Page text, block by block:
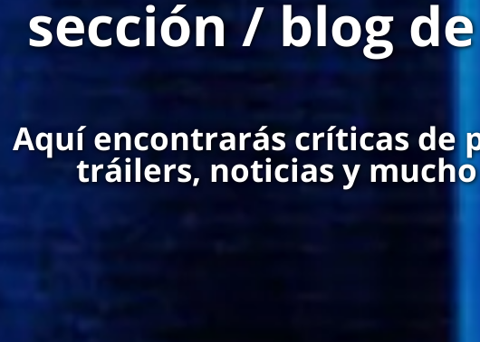
sección / blog
Aquí encontrarás críticas de
tráilers, noticias y